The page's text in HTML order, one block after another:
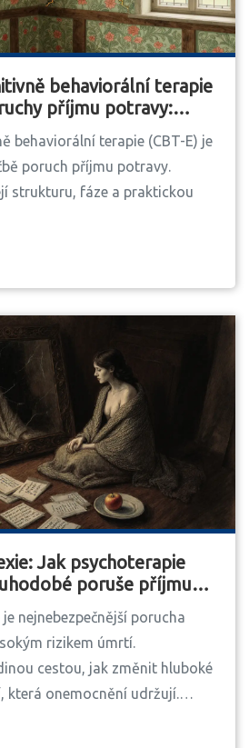
behaviorální terapie
příjmu potravy:
behaviorální terapie (CBT-E) je
poruch příjmu potravy.
strukturu, fáze a praktickou
Jak psychoterapie
poruše příjmu
nejnebezpečnější porucha
rizikem úmrtí.
cestou, jak změnit hluboké
která onemocnění udržují.
i po desítkách let.